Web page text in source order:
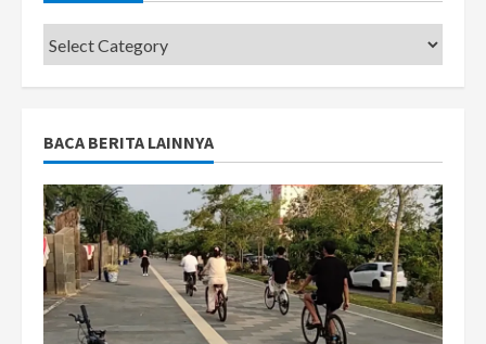
Categories
BACA BERITA LAINNYA